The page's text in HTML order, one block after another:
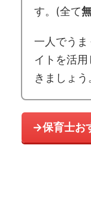
す。(全て
一人でう
イトを活
きましょう
→保育士お